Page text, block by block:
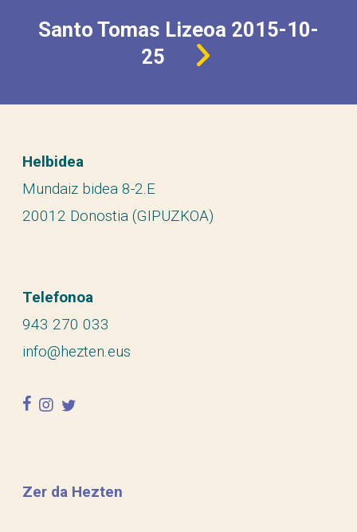
Santo Tomas Lizeoa 2015-10-
25
Helbidea
Mundaiz bidea 8-2.E
20012 Donostia (GIPUZKOA)
Telefonoa
943 270 033
info@hezten.eus
facebook
instagram
twitter
Zer da Hezten